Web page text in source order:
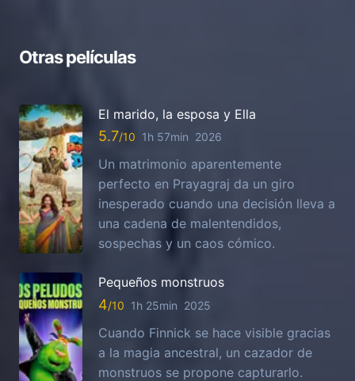
Otras películas
El marido, la esposa y Ella
5.7 1h 57min 2026
Un matrimonio aparentemente
perfecto en Prayagraj da un giro
inesperado cuando una decisión lleva a
una cadena de malentendidos,
sospechas y un caos cómico.
Pequeños monstruos
4 1h 25min 2025
Cuando Finnick se hace visible gracias
a la magia ancestral, un cazador de
monstruos se propone capturarlo.